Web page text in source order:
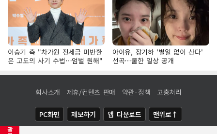
광
이승기 측 "차가원 전세금 미반환
은 고도의 사기 수법…엄벌 원해"
아이유, 장기하 '별일 없이 산다'
선곡…쿨한 일상 공개
회사소개 제휴/컨텐츠 판매 약관·정책 고충처리
PC화면 제보하기 앱 다운로드 맨위로↑